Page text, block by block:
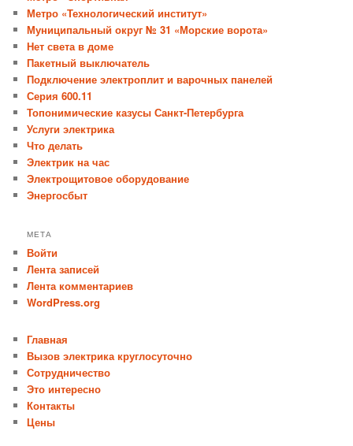
Метро «Технологический институт»
Муниципальный округ № 31 «Морские ворота»
Нет света в доме
Пакетный выключатель
Подключение электроплит и варочных панелей
Серия 600.11
Топонимические казусы Санкт-Петербурга
Услуги электрика
Что делать
Электрик на час
Электрощитовое оборудование
Энергосбыт
МЕТА
Войти
Лента записей
Лента комментариев
WordPress.org
Главная
Вызов электрика круглосуточно
Сотрудничество
Это интересно
Контакты
Цены